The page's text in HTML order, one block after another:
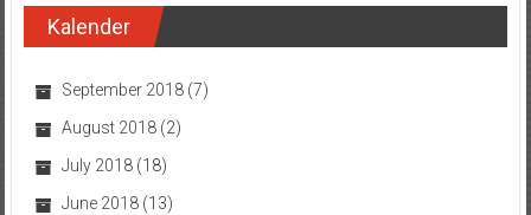
Kalender
September 2018(7)
August 2018(2)
July 2018(18)
June 2018(13)